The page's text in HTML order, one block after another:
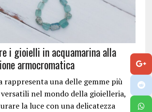
i gioielli in acquamarina alla
armocromatica
rappresenta una delle gemme più
nel mondo della gioielleria,
la luce con una delicatezza